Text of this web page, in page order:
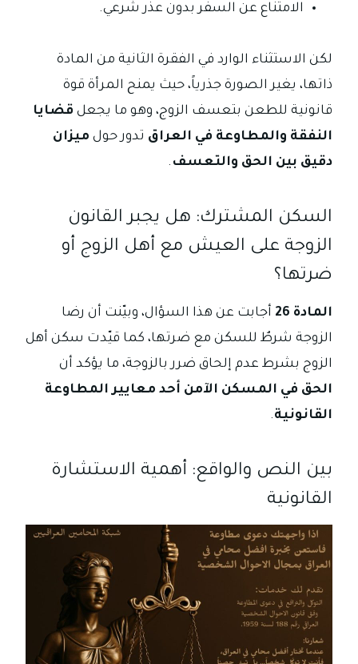
الامتناع عن السفر بدون عذر شرعي.
لكن الاستثناء الوارد في الفقرة الثانية من المادة
ذاتها، يغير الصورة جذرياً، حيث يمنح المرأة قوة
قانونية للطعن بتعسف الزوج، وهو ما يجعل قضايا
النفقة والمطاوعة في العراق تدور حول ميزان
دقيق بين الحق والتعسف .
السكن المشترك: هل يجبر القانون
الزوجة على العيش مع أهل الزوج أو
ضرتها؟
المادة 26
أجابت عن هذا السؤال، وبيّنت أن رضا
الزوجة شرطٌ للسكن مع ضرتها، كما قيّدت سكن أهل
الزوج بشرط عدم إلحاق ضرر بالزوجة، ما يؤكد أن
الحق في المسكن الآمن أحد معايير المطاوعة
القانونية.
بين النص والواقع: أهمية الاستشارة
القانونية